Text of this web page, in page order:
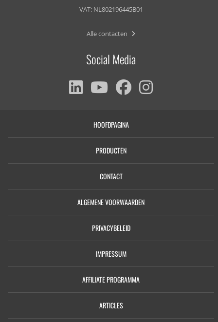
VAT: NL802196445B01
Alle contacten
Social Media
HOOFDPAGINA
PRODUCTEN
CONTACT
ALGEMENE VOORWAARDEN
PRIVACYBELEID
IMPRESSUM
AFFILIATE PROGRAMMA
ARTICLES